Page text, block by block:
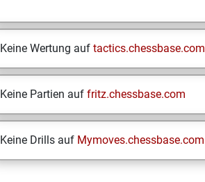
Keine Wertung auf tactics.chessbase.com
Keine Partien auf fritz.chessbase.com
Keine Drills auf Mymoves.chessbase.com